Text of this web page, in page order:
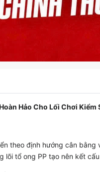
Hảo Cho Lối Chơi Kiểm
theo định hướng cân
lõi tổ ong PP tạo nên kết